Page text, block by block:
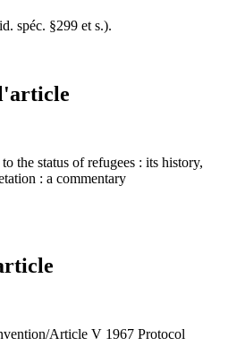
spéc. §299 et s.).
the status of refugees : its history,
: a commentary
Article V 1967 Protocol